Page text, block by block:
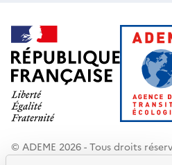
© ADEME 2026 - Tous droits